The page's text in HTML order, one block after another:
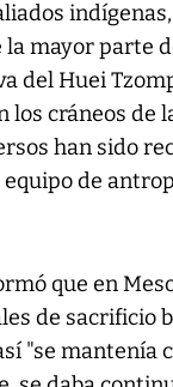
la mayor parte
del Huei
los cráneos de
han sido
de
que en
de sacrificio
"se mantenía